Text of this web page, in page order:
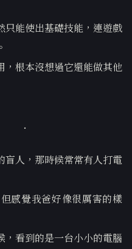
只能使出基礎技能，連遊戲
，根本沒想過它還能做其他
盲人，那時候常常有人打電
感覺我爸好像很厲害的樣
，看到的是一台小小的電腦